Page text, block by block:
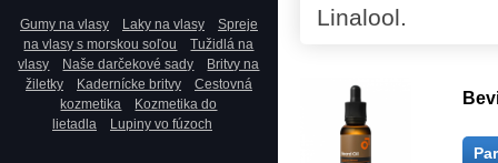
Gumy na vlasy Laky na vlasy
Spreje
na vlasy s morskou soľou
Tužidlá na
vlasy
Naše darčekové sady
Britvy na
žiletky
Kadernícke britvy
Cestovná
kozmetika
Kozmetika do
lietadla
Lupiny vo fúzoch
Linalool.